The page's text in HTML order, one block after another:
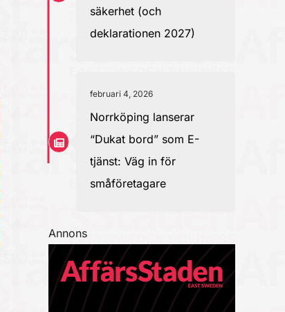
säkerhet (och
deklarationen 2027)
februari 4, 2026
Norrköping lanserar
“Dukat bord” som E-
tjänst: Väg in för
småföretagare
Annons